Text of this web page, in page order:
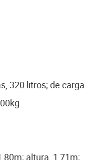
320 litros; de carga
altura, 1,71m;